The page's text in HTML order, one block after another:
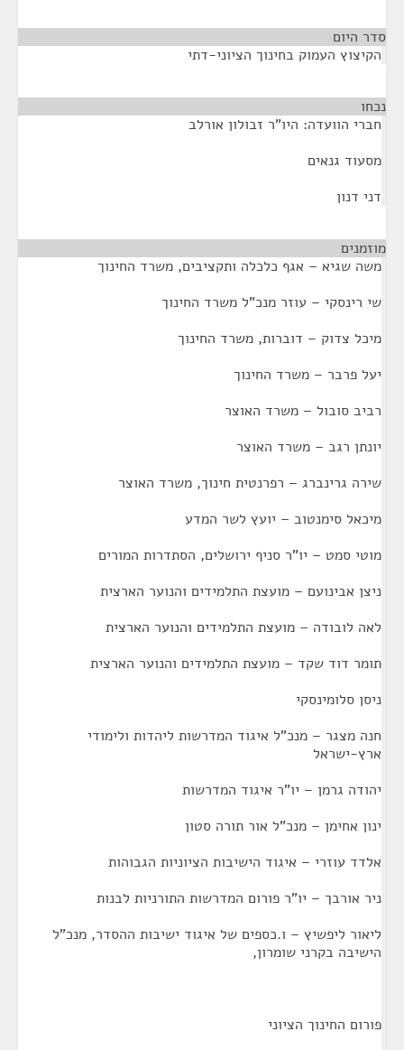
סדר היום
הקיצוץ העמוק בחינוך הציוני-דתי
נכחו
חברי הוועדה: היו"ר זבולון אורלב
מסעוד גנאים
דני דנון
מוזמנים
משה שגיא – אגף כלכלה ותקציבים, משרד החינוך
שי רינסקי – עוזר מנכ"ל משרד החינוך
מיכל צדוק – דוברות, משרד החינוך
יעל פרבר – משרד החינוך
רביב סובול – משרד האוצר
יונתן רגב – משרד האוצר
שירה גרינברג – רפרנטית חינוך, משרד האוצר
מיכאל סימנטוב – יועץ לשר המדע
מוטי סמט – יו"ר סניף ירושלים, הסתדרות המורים
ניצן אבינועם – מועצת התלמידים והנוער הארצית
לאה לובודה – מועצת התלמידים והנוער הארצית
תומר דוד שקד – מועצת התלמידים והנוער הארצית
ניסן סלומינסקי
חנה מצגר – מנכ"ל איגוד המדרשות ליהדות ולימודי
ארץ-ישראל
יהודה גרמן – יו"ר איגוד המדרשות
ינון אחימן – מנכ"ל אור תורה סטון
אלדד עוזרי – איגוד הישיבות הציוניות הגבוהות
ניר אורבך – יו"ר פורום המדרשות התורניות לבנות
ליאור ליפשיץ – ו.כספים של איגוד ישיבות ההסדר, מנכ"ל
הישיבה בקרני שומרון,
פורום החינוך הציוני